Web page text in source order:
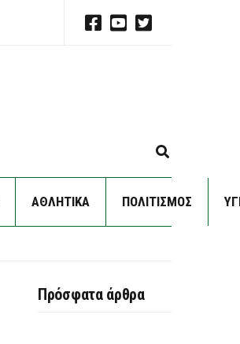
E
A
ΑΘΛΗΤΙΚΑ ΠΟΛΙΤΙΣΜΟΣ
Πρόσφατα άρθρα